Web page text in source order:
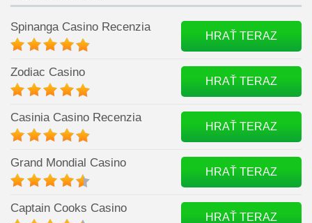
Spinanga Casino Recenzia
HRAŤ TERAZ
Zodiac Casino
HRAŤ TERAZ
Casinia Casino Recenzia
HRAŤ TERAZ
Grand Mondial Casino
HRAŤ TERAZ
Captain Cooks Casino
HRAŤ TERAZ